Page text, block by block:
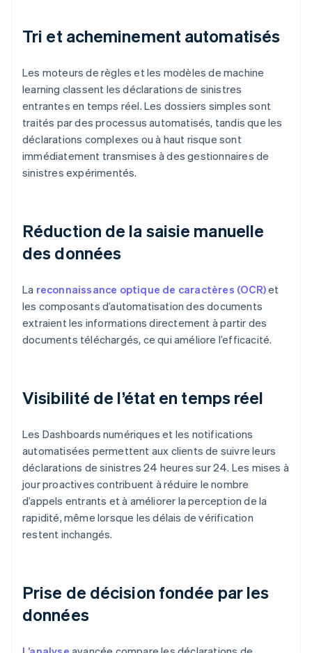
Tri et acheminement automatisés
Les moteurs de règles et les modèles de machine
learning classent les déclarations de sinistres
entrantes en temps réel. Les dossiers simples sont
traités par des processus automatisés, tandis que les
déclarations complexes ou à haut risque sont
immédiatement transmises à des gestionnaires de
sinistres expérimentés.
Réduction de la saisie manuelle
des données
La reconnaissance optique de caractères (OCR)et
les composants d’automatisation des documents
extraient les informations directement à partir des
documents téléchargés, ce qui améliore l’efficacité.
Visibilité de l’état en temps réel
Les Dashboards numériques et les notifications
automatisées permettent aux clients de suivre leurs
déclarations de sinistres 24 heures sur 24. Les mises à
jour proactives contribuent à réduire le nombre
d’appels entrants et à améliorer la perception de la
rapidité, même lorsque les délais de vérification
restent inchangés.
Prise de décision fondée par les
données